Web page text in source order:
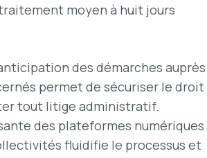
moyen à huit jours
des démarches auprès
permet de sécuriser le droit
tout litige administratif.
des plateformes numériques
fluidifie le processus et